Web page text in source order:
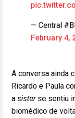
— Central
February 4,
A conversa ainda
Ricardo e Paula
a sister se sentiu
biomédico de